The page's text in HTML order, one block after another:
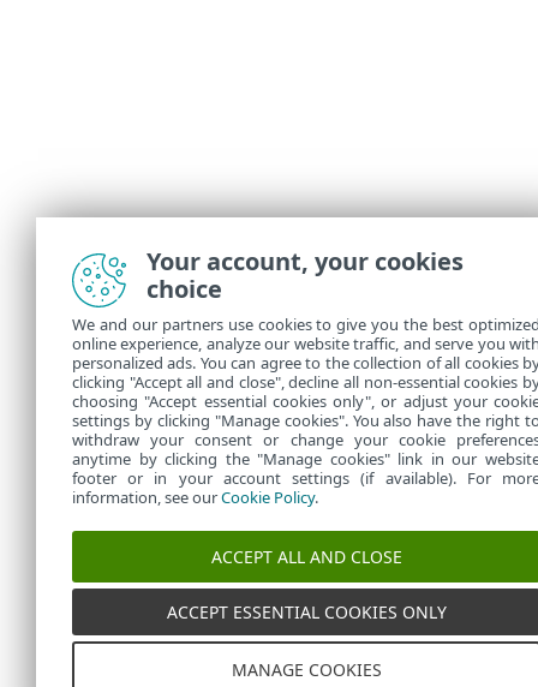
Your account, your cookies
choice
We and our partners use cookies to give you the best
online experience, analyze our website traffic, and serve you
personalized ads. You can agree to the collection of all cookies
clicking "Accept all and close", decline all non-essential cookies
choosing "Accept essential cookies only", or adjust your
settings by clicking "Manage cookies". You also have the right
withdraw your consent or change your cookie
anytime by clicking the "Manage cookies" link in our
footer or in your account settings (if available). For
information, see ourCookie Policy.
ACCEPT ALL AND CLOSE
ACCEPT ESSENTIAL COOKIES ONLY
MANAGE COOKIES